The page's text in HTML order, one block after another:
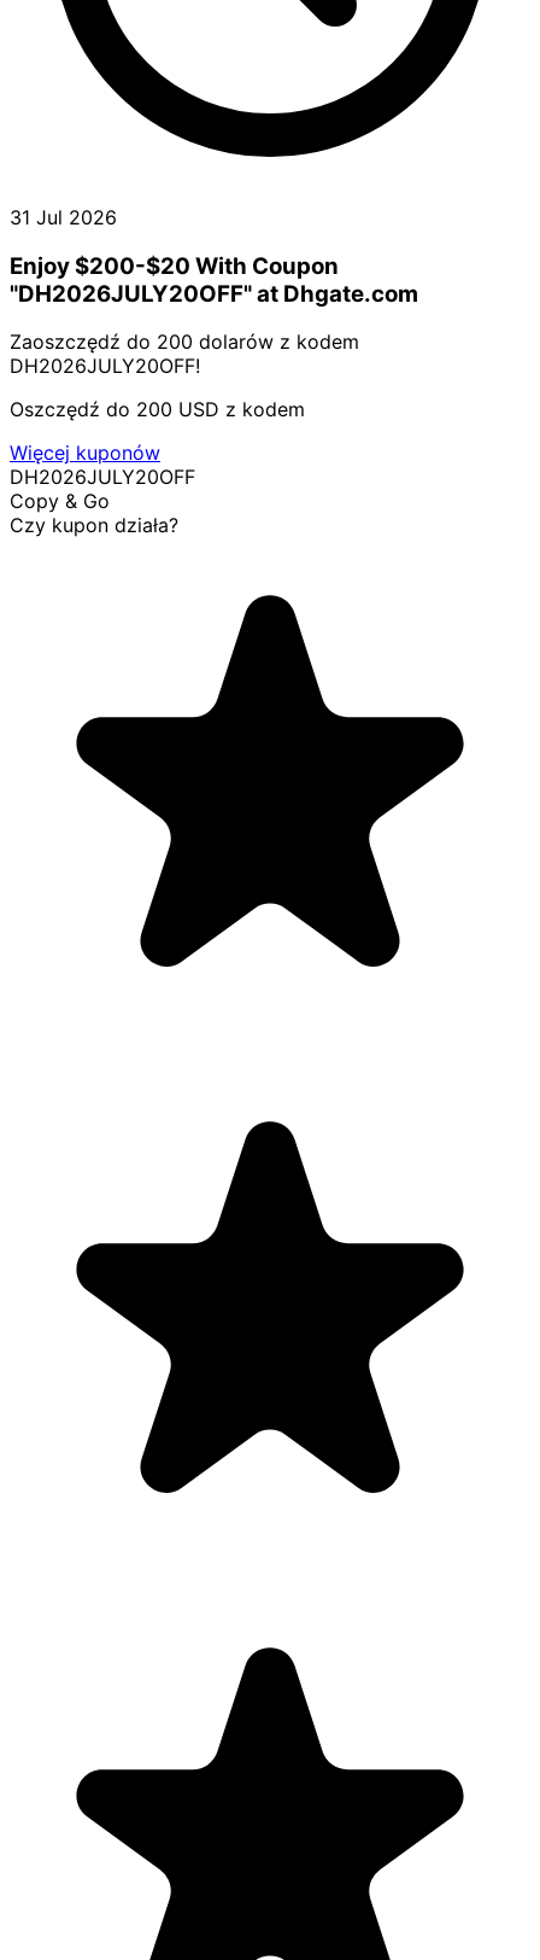
31 Jul 2026
Enjoy $200-$20 With Coupon
"DH2026JULY20OFF" at Dhgate.com
Zaoszczędź do 200 dolarów z kodem
DH2026JULY20OFF!
Oszczędź do 200 USD z kodem
Więcej kuponów
DH2026JULY20OFF
Copy & Go
Czy kupon działa?